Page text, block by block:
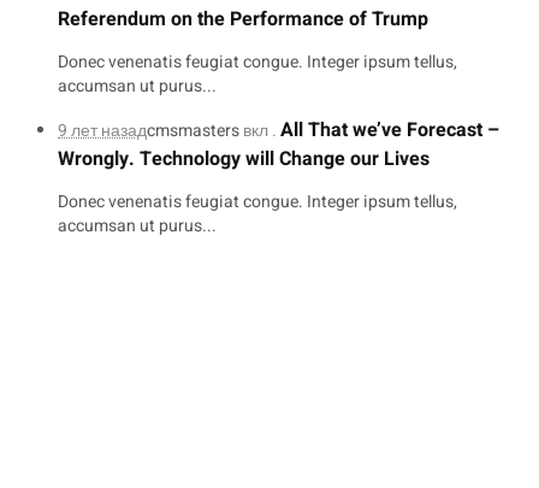
Referendum on the Performance of Trump
Donec venenatis feugiat congue. Integer ipsum tellus,
accumsan ut purus...
9 лет назадcmsmastersвкл .All That we’ve Forecast –
Wrongly. Technology will Change our Lives
Donec venenatis feugiat congue. Integer ipsum tellus,
accumsan ut purus...